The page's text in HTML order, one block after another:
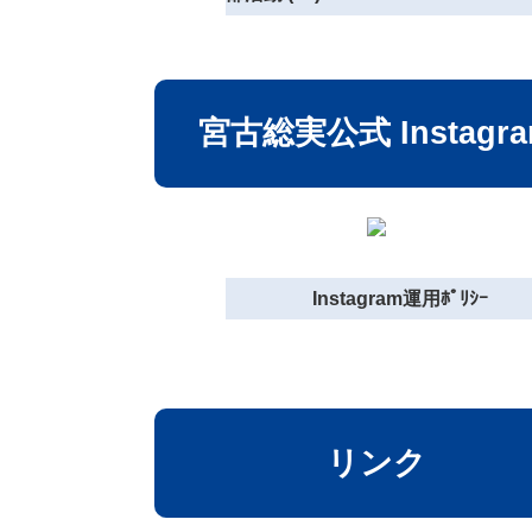
宮古総実公式
Instagram運用ﾎﾟﾘｼｰ
リンク